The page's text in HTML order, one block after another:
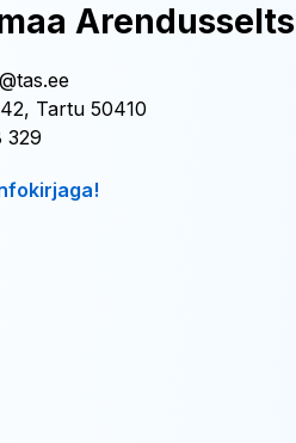
Arendusselts
Tartu 50410
329